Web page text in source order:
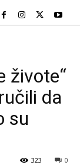
živote“
da
su
0
323